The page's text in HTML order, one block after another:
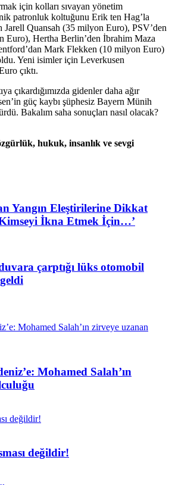
için kolları sıvayan yönetim
patronluk koltuğunu Erik ten Hag’la
Quansah (35 milyon Euro), PSV’den
Hertha Berlin’den İbrahim Maza
Mark Flekken (10 milyon Euro)
Yeni isimler için Leverkusen
çıktı.
çıkardığımızda gidenler daha ağır
güç kaybı şüphesiz Bayern Münih
Bakalım saha sonuçları nasıl olacak?
hukuk, insanlık ve sevgi
Yangın Eleştirilerine Dikkat
Kimseyi İkna Etmek İçin…’
çarptığı lüks otomobil
Mohamed Salah’ın
değildir!